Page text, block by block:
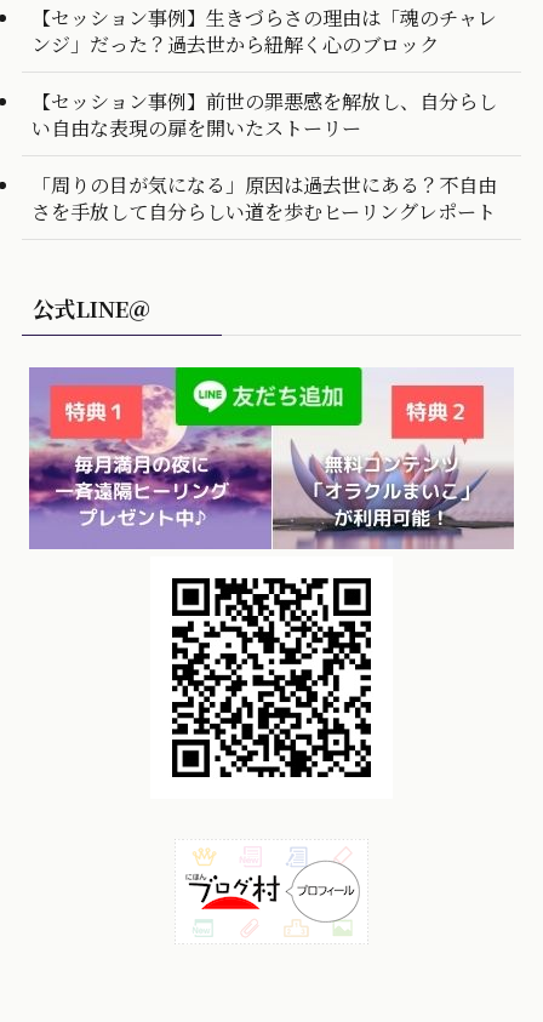
【セッション事例】生きづらさの理由は「魂のチャレ
ンジ」だった？過去世から紐解く心のブロック
【セッション事例】前世の罪悪感を解放し、自分らし
い自由な表現の扉を開いたストーリー
「周りの目が気になる」原因は過去世にある？不自由
さを手放して自分らしい道を歩むヒーリングレポート
公式LINE＠